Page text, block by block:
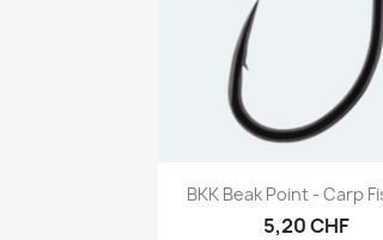
Aperçu
BKK Beak Point - Carp
5,20 CHF